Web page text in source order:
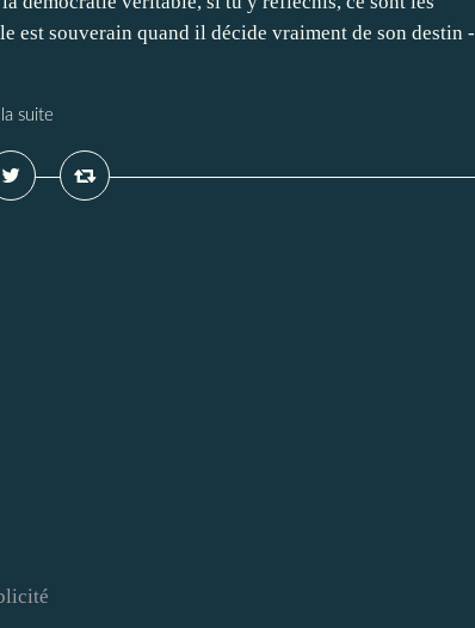
est souverain quand il décide vraiment de son destin -
suite